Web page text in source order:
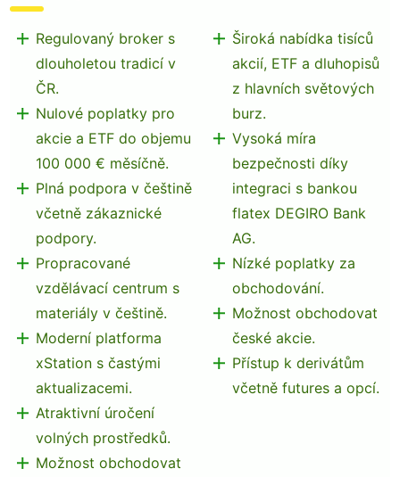
Regulovaný broker s
dlouholetou tradicí v
ČR.
Nulové poplatky pro
akcie a ETF do objemu
100 000 € měsíčně.
Plná podpora v češtině
včetně zákaznické
podpory.
Propracované
vzdělávací centrum s
materiály v češtině.
Moderní platforma
xStation s častými
aktualizacemi.
Atraktivní úročení
volných prostředků.
Možnost obchodovat
Široká nabídka tisíců
akcií, ETF a dluhopisů
z hlavních světových
burz.
Vysoká míra
bezpečnosti díky
integraci s bankou
flatex DEGIRO Bank
AG.
Nízké poplatky za
obchodování.
Možnost obchodovat
české akcie.
Přístup k derivátům
včetně futures a opcí.